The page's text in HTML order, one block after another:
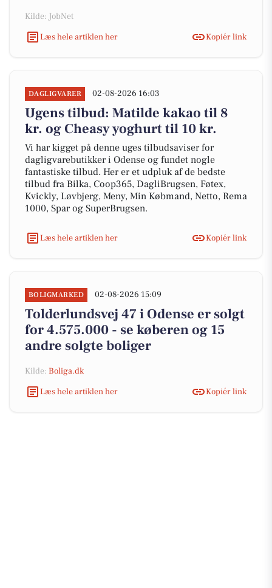
Kilde: JobNet
Læs hele artiklen her
Kopiér link
DAGLIGVARER 02-08-2026 16:03
Ugens tilbud: Matilde kakao til 8
kr. og Cheasy yoghurt til 10 kr.
Vi har kigget på denne uges tilbudsaviser for
dagligvarebutikker i Odense og fundet nogle
fantastiske tilbud. Her er et udpluk af de bedste
tilbud fra Bilka, Coop365, DagliBrugsen, Føtex,
Kvickly, Løvbjerg, Meny, Min Købmand, Netto, Rema
1000, Spar og SuperBrugsen.
Læs hele artiklen her Kopiér link
BOLIGMARKED 02-08-2026 15:09
Tolderlundsvej 47 i Odense er solgt
for 4.575.000 - se køberen og 15
andre solgte boliger
Kilde: Boliga.dk
Læs hele artiklen her
Kopiér link